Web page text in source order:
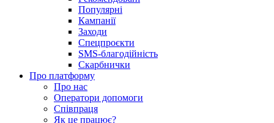
Популярні
Кампанії
Заходи
Спецпроєкти
SMS-благодійність
Скарбнички
Про платформу
Про нас
Оператори допомоги
Співпраця
Як це працює?